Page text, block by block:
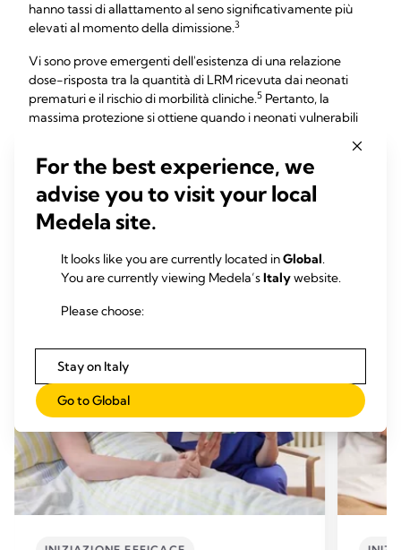
hanno tassi di allattamento al seno significativamente più
elevati al momento della dimissione.3
Vi sono prove emergenti dell'esistenza di una relazione
dose-risposta tra la quantità di LRM ricevuta dai neonati
prematuri e il rischio di morbilità cliniche.5 Pertanto, la
massima protezione si ottiene quando i neonati vulnerabili
latte della rispettiva madre.
For the best experience, we
advise you to visit your local
Medela site.
It looks like you are currently located inGlobal.
You are currently viewing Medela’sItalywebsite.
Please choose:
Stay on Italy
Go to Global